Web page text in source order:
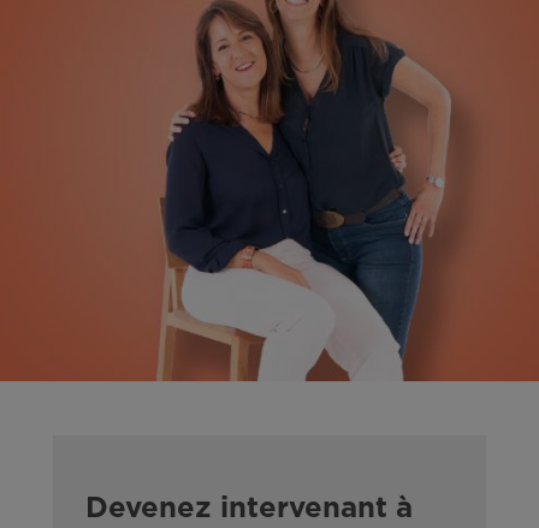
Devenez intervenant à